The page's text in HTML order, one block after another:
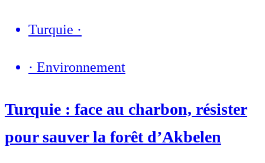
Turquie ·
· Environnement
Turquie : face au charbon, résister
pour sauver la forêt d’Akbelen